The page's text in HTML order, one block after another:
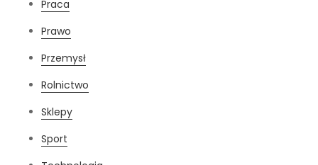
Praca
Prawo
Przemysł
Rolnictwo
Sklepy
Sport